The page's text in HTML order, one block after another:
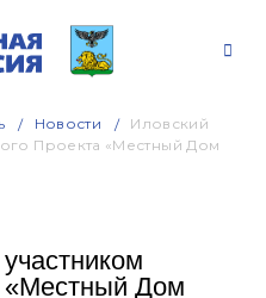
Новости
Иловский
Проекта «Местный Дом
«Местный Дом